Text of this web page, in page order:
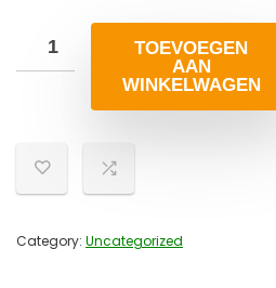
TOEVOEGEN
AAN
WINKELWAGEN
Category: Uncategorized